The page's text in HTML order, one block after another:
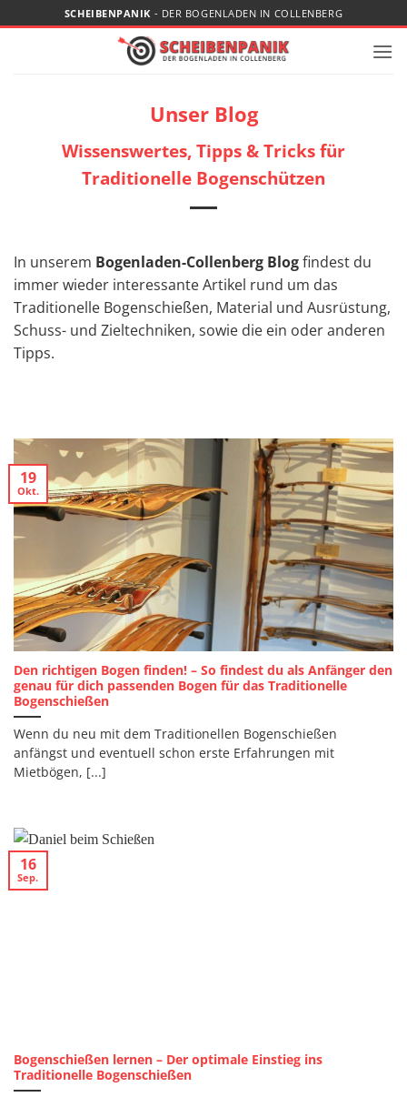
Inhalt
SCHEIBENPANIK - DER BOGENLADEN IN COLLENBERG
Unser Blog
Wissenswertes, Tipps & Tricks für
Traditionelle Bogenschützen
In unserem Bogenladen-Collenberg Blogfindest du
immer wieder interessante Artikel rund um das
Traditionelle Bogenschießen, Material und Ausrüstung,
Schuss- und Zieltechniken, sowie die ein oder anderen
Tipps.
Den richtigen Bogen finden! – So findest du als Anfänger den
genau für dich passenden Bogen für das Traditionelle
Bogenschießen
Wenn du neu mit dem Traditionellen Bogenschießen
anfängst und eventuell schon erste Erfahrungen mit
Mietbögen, [...]
19
Okt.
Bogenschießen lernen – Der optimale Einstieg ins
Traditionelle Bogenschießen
16
Sep.